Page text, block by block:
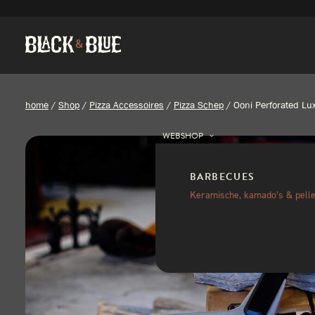
WEBSHOP
BARBECUES
Keramische, kamado’s &
home / Shop / Pizza Accessoires / Pizza Schep / Ooni Perforated